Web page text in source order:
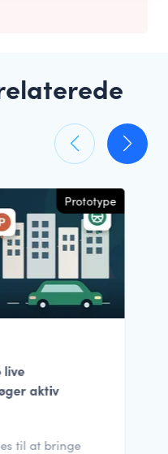
Prototype
live
aktiv
til at bringe